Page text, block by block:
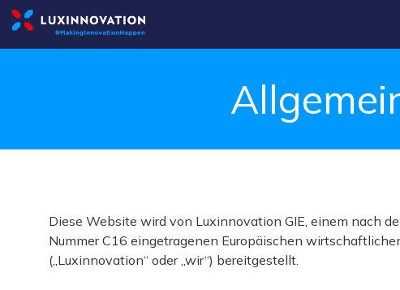
Diese Website wird von Luxinnovation GIE, einem nach
Nummer C16 eingetragenen Europäischen
(„Luxinnovation“ oder „wir“) bereitgestellt.